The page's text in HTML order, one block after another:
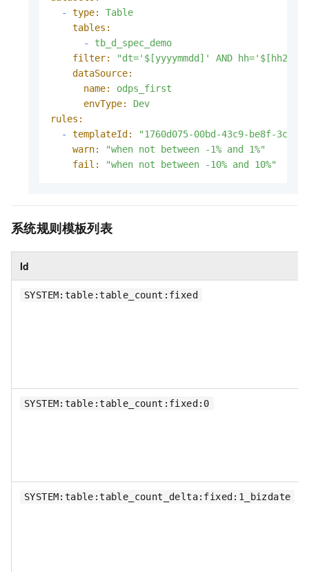
-
type:
Table
tables:
-
tb_d_spec_demo
filter:
"dt='$[yyyymmdd]' AND hh='$[hh24-
dataSource:
name:
odps_first
envType:
Dev
rules:
-
templateId:
"1760d075-00bd-43c9-be8f-
warn:
"when not between -1% and 1%"
fail:
"when not between -10% and 10%"
系统规则模板列表
Id
SYSTEM:table:table_count:fixed
SYSTEM:table:table_count:fixed:0
SYSTEM:table:table_count_delta:fixed:1_bizdate